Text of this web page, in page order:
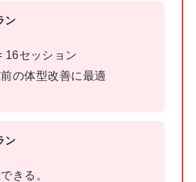
ン
16セッション
の体型改善に最適
ン
きる。